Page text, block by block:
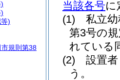
当該各号に
(1)
私立
第3号の
れている
(2)
設置
う。
)
規則第38